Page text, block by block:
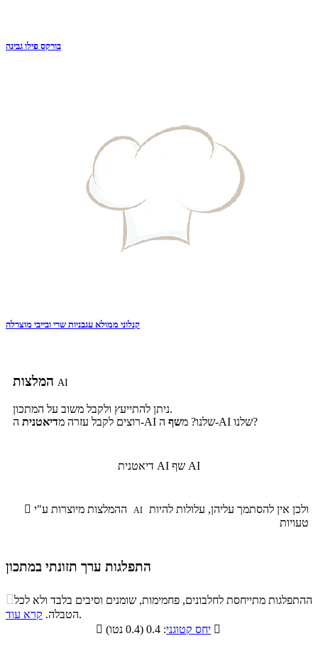
בורקס פילו גבינה
קנלוני ממולא עגבניות שרי ובייבי מוצרלה
AI
ניתן להתייעץ ולקבל משוב על המתכון.
רוצים לקבל עזרה מדיאטנית ה-AI שלנו? משף ה-AI שלנו?
דיאטנית AI שף AI
 AI
טעויות
התפלגות ערך תזונתי במתכון
התפלגות ערך תזונתי במתכון
סיבים
תזונתיים
שומנים חלבונים
17.6% 53.4%
ההתפלגות מתייחסת לחלבונים, פחמימות, שומנים וסיבים בלבד ולא לכל
הטבלה. קרא עוד
.

יחס קטוגני 